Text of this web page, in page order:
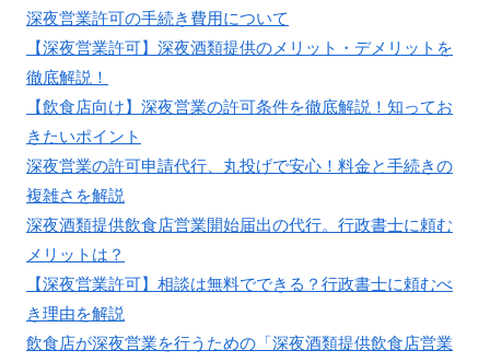
深夜営業許可の手続き費用について
【深夜営業許可】深夜酒類提供のメリット・デメリットを
徹底解説！
【飲食店向け】深夜営業の許可条件を徹底解説！知ってお
きたいポイント
深夜営業の許可申請代行、丸投げで安心！料金と手続きの
複雑さを解説
深夜酒類提供飲食店営業開始届出の代行。行政書士に頼む
メリットは？
【深夜営業許可】相談は無料でできる？行政書士に頼むべ
き理由を解説
飲食店が深夜営業を行うための「深夜酒類提供飲食店営業